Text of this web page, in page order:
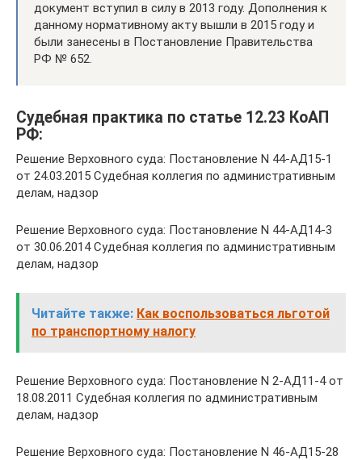
документ вступил в силу в 2013 году. Дополнения к
данному нормативному акту вышли в 2015 году и
были занесены в Постановление Правительства
РФ № 652.
Судебная практика по статье 12.23 КоАП
РФ:
Решение Верховного суда: Постановление N 44-АД15-1
от 24.03.2015 Судебная коллегия по административным
делам, надзор
Решение Верховного суда: Постановление N 44-АД14-3
от 30.06.2014 Судебная коллегия по административным
делам, надзор
Читайте также: Как воспользоваться льготой
по транспортному налогу
Решение Верховного суда: Постановление N 2-АД11-4 от
18.08.2011 Судебная коллегия по административным
делам, надзор
Решение Верховного суда: Постановление N 46-АД15-28